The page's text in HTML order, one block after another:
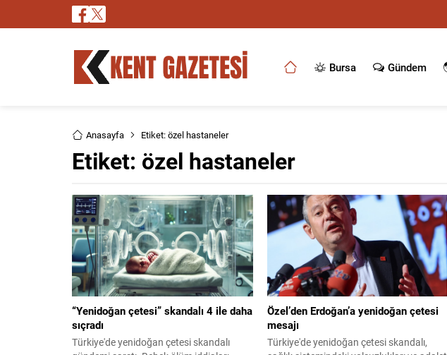
Bursa Gündem
Anasayfa Etiket: özel hastaneler
Etiket: özel hastaneler
“Yenidoğan çetesi” skandalı 4 ile daha
sıçradı
Türkiye'de yenidoğan çetesi skandalı
Özel’den Erdoğan’a yenidoğan çetesi
mesajı
Türkiye'de yenidoğan çetesi skandalı,